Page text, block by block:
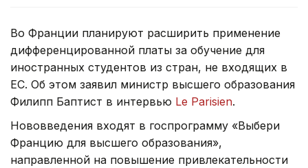
Во Франции планируют расширить применение
дифференцированной платы за обучение для
иностранных студентов из стран, не входящих в
ЕС. Об этом заявил министр высшего образования
Филипп Баптист в интервью Le Parisien.
Нововведения входят в госпрограмму «Выбери
Францию для высшего образования»,
направленной на повышение привлекательности